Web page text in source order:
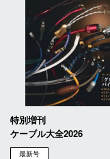
特別増刊
ケーブル大全2026
最新号